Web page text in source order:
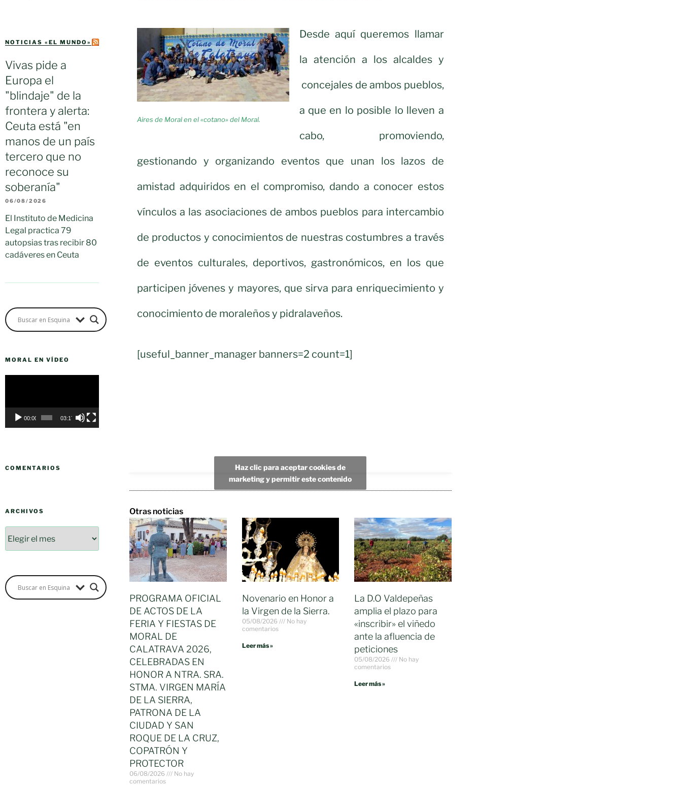
NOTICIAS «EL MUNDO»
Vivas pide a
Europa el
"blindaje" de la
frontera y alerta:
Ceuta está "en
manos de un país
tercero que no
reconoce su
soberanía"
06/08/2026
El Instituto de Medicina
Legal practica 79
autopsias tras recibir 80
cadáveres en Ceuta
MORAL EN VÍDEO
00:00 03:17
COMENTARIOS
ARCHIVOS
Aires de Moral en el «cotano» del Moral.
Desde aquí queremos llamar
la atención a los alcaldes y
concejales de ambos pueblos,
a que en lo posible lo lleven a
cabo, promoviendo,
gestionando y organizando eventos que unan los lazos de
amistad adquiridos en el compromiso, dando a conocer estos
vínculos a las asociaciones de ambos pueblos para intercambio
de productos y conocimientos de nuestras costumbres a través
de eventos culturales, deportivos, gastronómicos, en los que
participen jóvenes y mayores, que sirva para enriquecimiento y
conocimiento de moraleños y pidralaveños.
[useful_banner_manager banners=2 count=1]
Haz clic para aceptar cookies de
marketing y permitir este contenido
Otras noticias
PROGRAMA OFICIAL
DE ACTOS DE LA
FERIA Y FIESTAS DE
MORAL DE
CALATRAVA 2026,
CELEBRADAS EN
HONOR A NTRA. SRA.
STMA. VIRGEN MARÍA
DE LA SIERRA,
PATRONA DE LA
CIUDAD Y SAN
ROQUE DE LA CRUZ,
COPATRÓN Y
PROTECTOR
06/08/2026
No hay
comentarios
Novenario en Honor a
la Virgen de la Sierra.
05/08/2026
No hay
comentarios
Leer más »
La D.O Valdepeñas
amplia el plazo para
«inscribir» el viñedo
ante la afluencia de
peticiones
05/08/2026
No hay
comentarios
Leer más »